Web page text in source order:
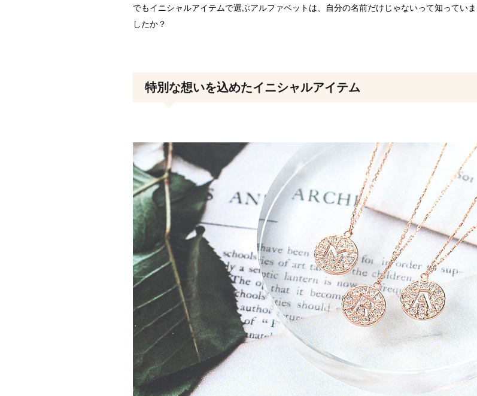
でもイニシャルアイテムで選ぶアルファベットは、自分の名前だけじゃないって知っていま
したか？
特別な想いを込めたイニシャルアイテム